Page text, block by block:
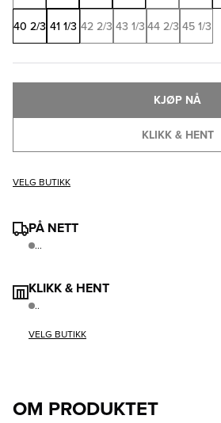
40 2/3 41 1/3 42 2/3 43 1/3 44 2/3 45 1/3
KLIKK & HENT
KJØP NÅ
VELG BUTIKK
PÅ NETT
...
KLIKK & HENT
..
VELG BUTIKK
OM PRODUKTET